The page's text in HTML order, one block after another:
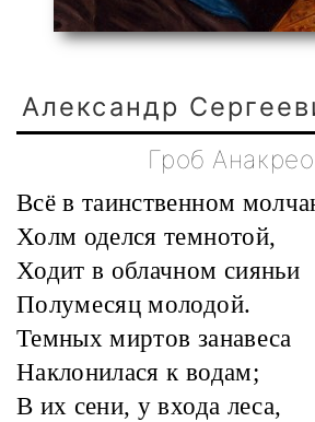
Александр
Гроб
Всё в таинственном
Холм оделся темнотой,
Ходит в облачном сияньи
Полумесяц молодой.
Темных миртов занавеса
Наклонилася к водам;
В их сени, у входа леса,